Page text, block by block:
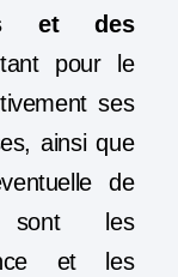
et des
pour le
ses
ainsi que
de
sont les
et les